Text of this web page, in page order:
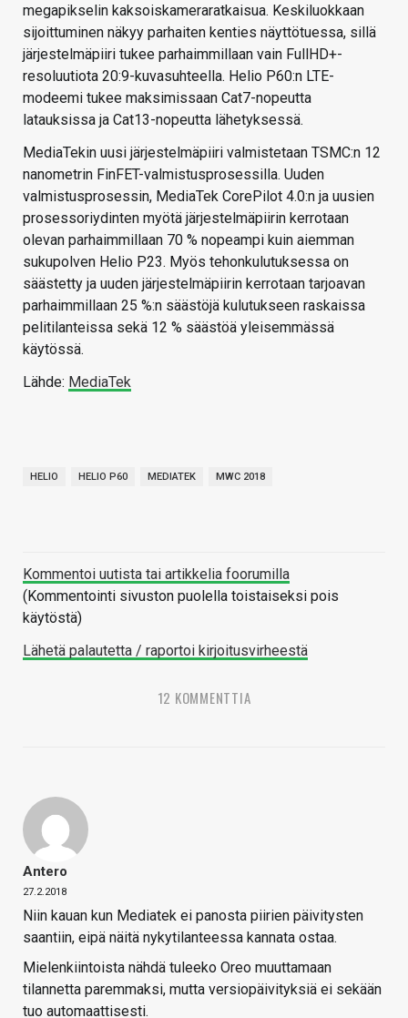
megapikselin kaksoiskameraratkaisua. Keskiluokkaan
sijoittuminen näkyy parhaiten kenties näyttötuessa, sillä
järjestelmäpiiri tukee parhaimmillaan vain FullHD+-
resoluutiota 20:9-kuvasuhteella. Helio P60:n LTE-
modeemi tukee maksimissaan Cat7-nopeutta
latauksissa ja Cat13-nopeutta lähetyksessä.
MediaTekin uusi järjestelmäpiiri valmistetaan TSMC:n 12
nanometrin FinFET-valmistusprosessilla. Uuden
valmistusprosessin, MediaTek CorePilot 4.0:n ja uusien
prosessoriydinten myötä järjestelmäpiirin kerrotaan
olevan parhaimmillaan 70 % nopeampi kuin aiemman
sukupolven Helio P23. Myös tehonkulutuksessa on
säästetty ja uuden järjestelmäpiirin kerrotaan tarjoavan
parhaimmillaan 25 %:n säästöjä kulutukseen raskaissa
pelitilanteissa sekä 12 % säästöä yleisemmässä
käytössä.
Lähde: MediaTek
HELIO HELIO P60 MEDIATEK MWC 2018
Kommentoi uutista tai artikkelia foorumilla
(Kommentointi sivuston puolella toistaiseksi pois
käytöstä)
Lähetä palautetta / raportoi kirjoitusvirheestä
12 KOMMENTTIA
Antero
27.2.2018
Niin kauan kun Mediatek ei panosta piirien päivitysten
saantiin, eipä näitä nykytilanteessa kannata ostaa.
Mielenkiintoista nähdä tuleeko Oreo muuttamaan
tilannetta paremmaksi, mutta versiopäivityksiä ei sekään
tuo automaattisesti.